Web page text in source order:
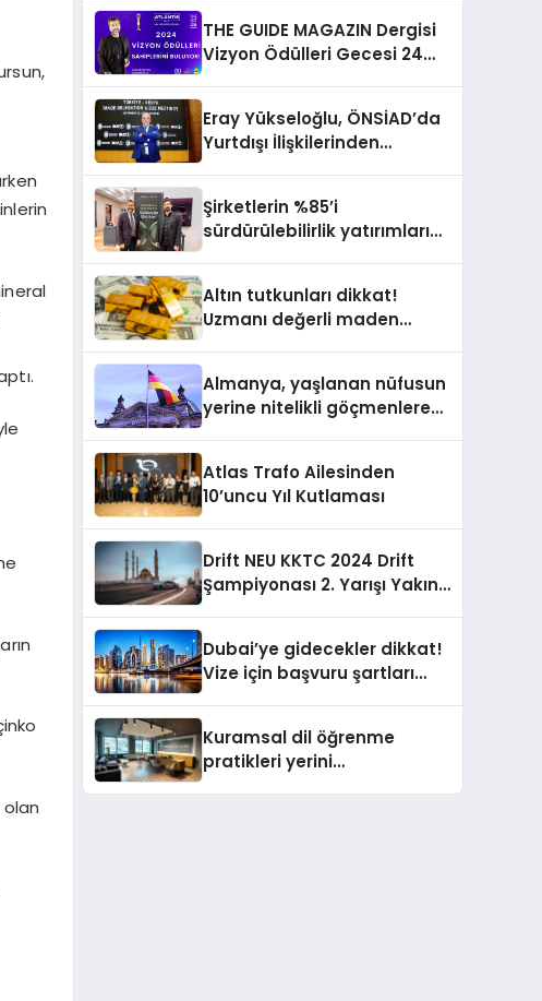
THE GUIDE MAGAZIN Dergisi
Vizyon Ödülleri Gecesi 24
Eray Yükseloğlu, ÖNSİAD’da
Yurtdışı İlişkilerinden
Şirketlerin %85’i
sürdürülebilirlik yatırımlarını
Altın tutkunları dikkat!
Uzmanı değerli maden
Almanya, yaşlanan nüfusun
yerine nitelikli göçmenlere
Atlas Trafo Ailesinden
10’uncu Yıl Kutlaması
Drift NEU KKTC 2024 Drift
Şampiyonası 2. Yarışı Yakın
Dubai’ye gidecekler dikkat!
Vize için başvuru şartları
Kuramsal dil öğrenme
pratikleri yerini